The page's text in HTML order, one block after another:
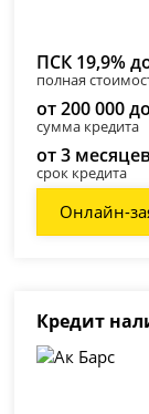
ПСК 19,9%
полная
от 200 000
сумма кредита
от 3
срок кредита
Онлайн-
Кредит